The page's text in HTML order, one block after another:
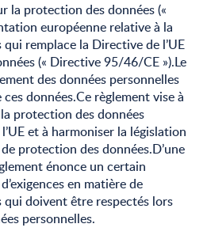
la protection des données («
européenne relative à la
remplace la Directive de l’UE
(« Directive 95/46/CE »).Le
des données personnelles
données.Ce règlement vise à
protection des données
et à harmoniser la législation
protection des données.D’une
énonce un certain
en matière de
doivent être respectés lors
personnelles.